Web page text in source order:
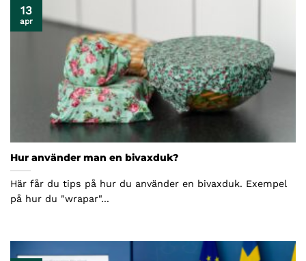
Hur använder man en bivaxduk?
Här får du tips på hur du använder en bivaxduk. Exempel
på hur du "wrapar"...
13
apr